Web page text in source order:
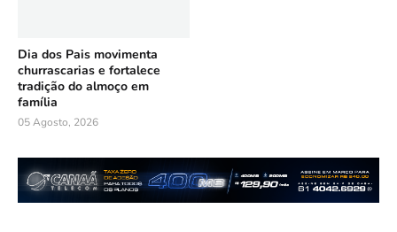
Dia dos Pais movimenta
churrascarias e fortalece
tradição do almoço em
família
05 Agosto, 2026